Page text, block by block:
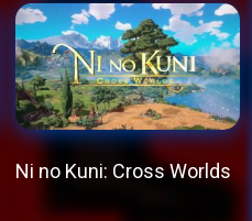
Ni no Kuni: Cross Worlds
This